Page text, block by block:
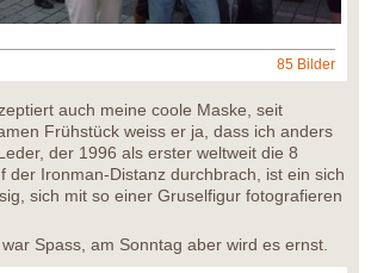
85 Bilder
auch meine coole Maske, seit
Frühstück weiss er ja, dass ich anders
der 1996 als erster weltweit die 8
der Ironman-Distanz durchbrach, ist ein sich
sich mit so einer Gruselfigur fotografieren
Spass, am Sonntag aber wird es ernst.